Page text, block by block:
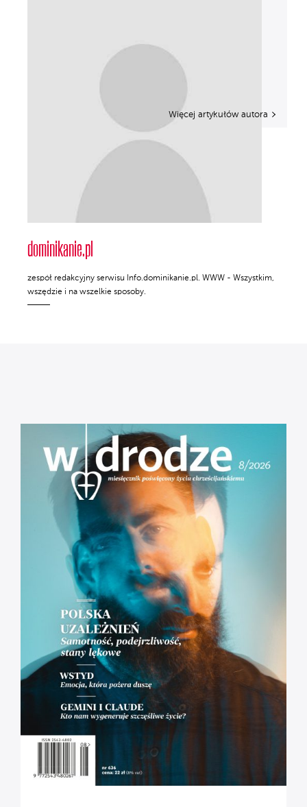
dominikanie.pl
zespół redakcyjny serwisu Info.dominikanie.pl. WWW - Wszystkim,
wszędzie i na wszelkie sposoby.
Więcej artykułów autora